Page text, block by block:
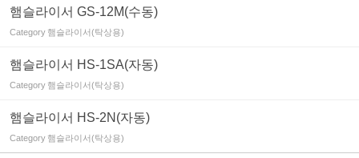
햄슬라이서 GS-12M(수동)
Category 햄슬라이서(탁상용)
햄슬라이서 HS-1SA(자동)
Category 햄슬라이서(탁상용)
햄슬라이서 HS-2N(자동)
Category 햄슬라이서(탁상용)